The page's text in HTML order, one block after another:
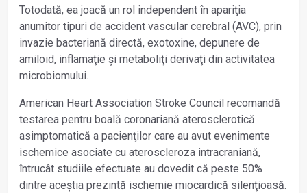
Totodată, ea joacă un rol independent în apariţia
anumitor tipuri de accident vascular cerebral (AVC), prin
invazie bacteriană directă, exotoxine, depunere de
amiloid, inflamaţie și metaboliţi derivaţi din activitatea
microbiomului.
American Heart Association Stroke Council recomandă
testarea pentru boală coronariană aterosclerotică
asimptomatică a pacienţilor care au avut evenimente
ischemice asociate cu ateroscleroza intracraniană,
întrucât studiile efectuate au dovedit că peste 50%
dintre aceștia prezintă ischemie miocardică silenţioasă.